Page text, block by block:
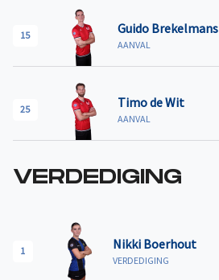
15 Guido Brekelmans
AANVAL
25 Timo de Wit
AANVAL
VERDEDIGING
1 Nikki Boerhout
VERDEDIGING